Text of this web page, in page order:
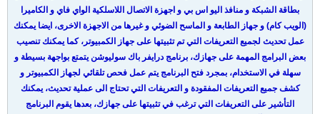
بطاقة الشبكة و منافذ اليو اس بي و اجهزة الاتصال اللاسلكية الواي فاي و الكاميرا
(الويب كام) و جهاز الطابعة و الماسح الضوئي و غيرها من الاجهزة الاخرى، ايضا يمكنك
عمل تحديث لجميع التعريفات التي تم تثبيتها على جهاز الكمبيوتر، كما يمكنك تنصيب
بعض البرامج المهمة على جهازك، برنامج درايفر باك سوليوشن يتمتع بواجهة بسيطة و
سهلة في الاستخدام، بمجرد فتح البرنامج يتم عمل فحص تلقائي لجهاز الكمبيوتر و
كشف جميع التعريفات المفقودة و التعريفات التي تحتاج الى عملية تحديث، يمكنك
التأشير على التعريفات التي ترغب في تثبيتها على جهازك، بعدها يقوم البرنامج